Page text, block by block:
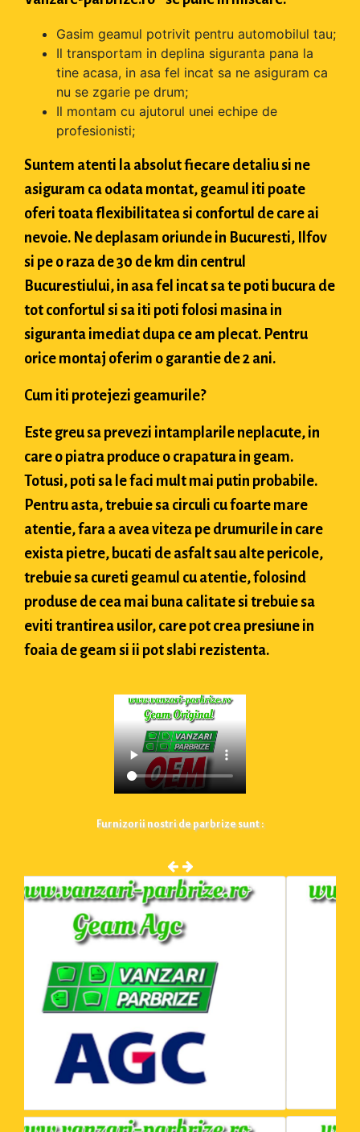
Gasim geamul potrivit pentru automobilul tau;
Il transportam in deplina siguranta pana la
tine acasa, in asa fel incat sa ne asiguram ca
nu se zgarie pe drum;
Il montam cu ajutorul unei echipe de
profesionisti;
Suntem atenti la absolut fiecare detaliu si ne
asiguram ca odata montat, geamul iti poate
oferi toata flexibilitatea si confortul de care ai
nevoie. Ne deplasam oriunde in Bucuresti, Ilfov
si pe o raza de 30 de km din centrul
Bucurestiului, in asa fel incat sa te poti bucura de
tot confortul si sa iti poti folosi masina in
siguranta imediat dupa ce am plecat. Pentru
orice montaj oferim o garantie de 2 ani.
Cum iti protejezi geamurile?
Este greu sa prevezi intamplarile neplacute, in
care o piatra produce o crapatura in geam.
Totusi, poti sa le faci mult mai putin probabile.
Pentru asta, trebuie sa circuli cu foarte mare
atentie, fara a avea viteza pe drumurile in care
exista pietre, bucati de asfalt sau alte pericole,
trebuie sa cureti geamul cu atentie, folosind
produse de cea mai buna calitate si trebuie sa
eviti trantirea usilor, care pot crea presiune in
foaia de geam si ii pot slabi rezistenta.
Furnizorii nostri de parbrize sunt :